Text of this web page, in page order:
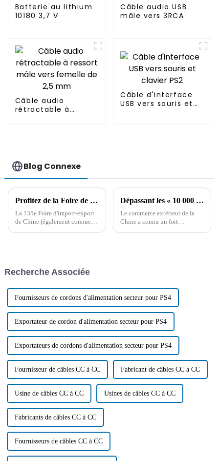
Batterie au lithium
10180 3,7 V
Câble audio USB
mâle vers 3RCA
Câble audio
rétractable à
Câble d'interface
USB vers souris et
Blog Connexe
Profitez de la Foire de Canton : le système d'approvisionnement stable et les solutions de matières premières de Boying
La 135e Foire d'import-export
de Chine (également connue
international...
Dépassant les « 10 000 milliards », le taux de croissance du volume des importations et des exportations de la Chine au premier trimestre a atteint un nouveau sommet.
Le commerce extérieur de la
Chine a connu un fort
exportations, on compte
notamment les produits de
câbles…
Recherche Associée
Fournisseurs de cordons d'alimentation secteur pour PS4
Exportateur de cordon d'alimentation secteur pour PS4
Exportateurs de cordons d'alimentation secteur pour PS4
Fournisseur de câbles CC à CC Fabricant de câbles CC à CC
Usine de câbles CC à CC Usines de câbles CC à CC
Fabricants de câbles CC à CC
Fournisseurs de câbles CC à CC